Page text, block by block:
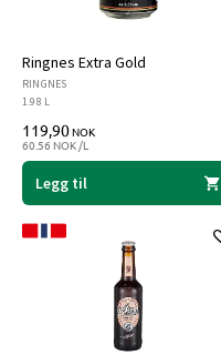
Ringnes Extra Gold
RINGNES
1.98 L
119,90NOK
60.56 NOK /L
Legg til